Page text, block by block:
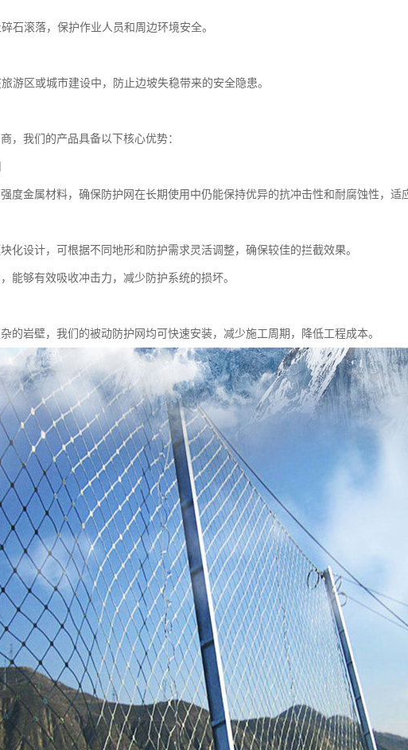
石滚落，保护作业人员和周边环境安全。
游区或城市建设中，防止边坡失稳带来的安全隐患。
，我们的产品具备以下核心优势：
度金属材料，确保防护网在长期使用中仍能保持优异的抗冲击性和耐腐蚀性，适
化设计，可根据不同地形和防护需求灵活调整，确保较佳的拦截效果。
能够有效吸收冲击力，减少防护系统的损坏。
的岩壁，我们的被动防护网均可快速安装，减少施工周期，降低工程成本。